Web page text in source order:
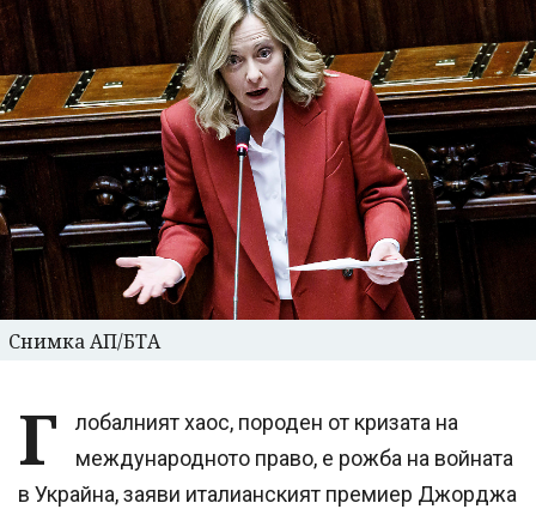
Снимка АП/БТА
Г
лобалният хаос, породен от кризата на
международното право, е рожба на войната
в Украйна, заяви италианският премиер Джорджа